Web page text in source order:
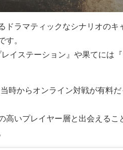
ドラマティックなシナリオの
す。
イステーション』や果てには
時からオンライン対戦が有料
高いプレイヤー層と出会える